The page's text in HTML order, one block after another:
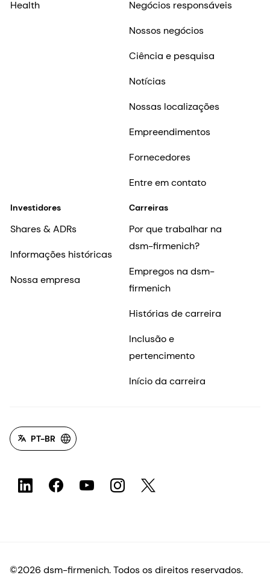
Health
Negócios responsáveis
Nossos negócios
Ciência e pesquisa
Notícias
Nossas localizações
Empreendimentos
Fornecedores
Entre em contato
Investidores
Shares & ADRs
Informações históricas
Nossa empresa
Carreiras
Por que trabalhar na
dsm-firmenich?
Empregos na dsm-
firmenich
Histórias de carreira
Inclusão e
pertencimento
Início da carreira
PT-BR
©2026 dsm-firmenich. Todos os direitos reservados.